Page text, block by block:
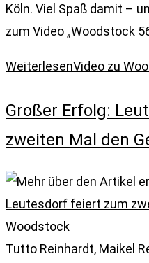
Köln. Viel Spaß damit –
zum Video „Woodstock
WeiterlesenVideo zu
Großer Erfolg:
zweiten Mal den
Tutto Reinhardt, Maikel